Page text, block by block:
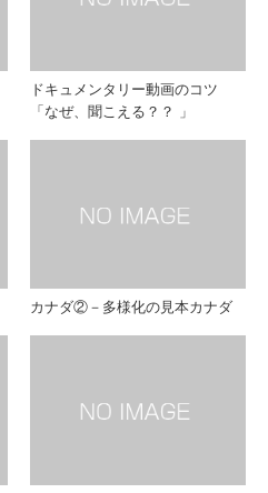
ドキュメンタリー動画のコツ
「なぜ、聞こえる？？ 」
カナダ②－多様化の見本カナダ